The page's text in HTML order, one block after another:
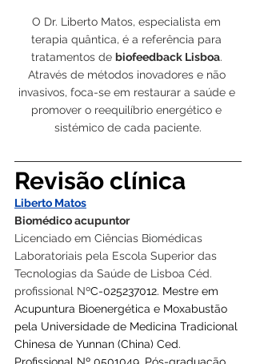
O Dr. Liberto Matos, especialista em
terapia quântica, é a referência para
tratamentos de biofeedback Lisboa.
Através de métodos inovadores e não
invasivos, foca-se em restaurar a saúde e
promover o reequilíbrio energético e
sistémico de cada paciente.
Revisão clínica
Liberto Matos
Biomédico acupuntor
Licenciado em Ciências Biomédicas
Laboratoriais pela Escola Superior das
Tecnologias da Saúde de Lisboa Céd.
profissional NºC-025237012. Mestre em
Acupuntura Bioenergética e Moxabustão
pela Universidade de Medicina Tradicional
Chinesa de Yunnan (China) Ced.
Profissional Nº 0501049. Pós-graduação